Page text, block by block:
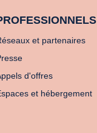
et partenaires
d'offres
et hébergement